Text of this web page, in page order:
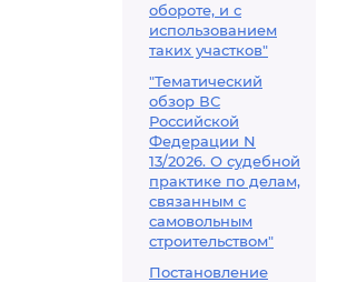
обороте, и с
использованием
таких участков"
"Тематический
обзор ВС
Российской
Федерации N
13/2026. О судебной
практике по делам,
связанным с
самовольным
строительством"
Постановление